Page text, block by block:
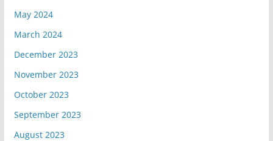
May 2024
March 2024
December 2023
November 2023
October 2023
September 2023
August 2023